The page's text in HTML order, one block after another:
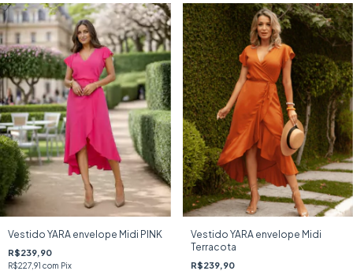
Vestido YARA envelope Midi PINK
R$239,90
R$227,91 com Pix
Vestido YARA envelope Midi
Terracota
R$239,90